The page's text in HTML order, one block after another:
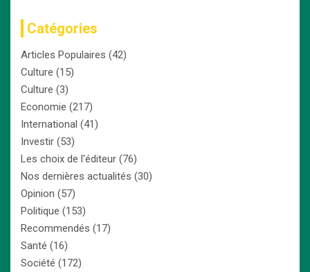
Catégories
Articles Populaires (42)
Culture (15)
Culture (3)
Economie (217)
International (41)
Investir (53)
Les choix de l'éditeur (76)
Nos dernières actualités (30)
Opinion (57)
Politique (153)
Recommendés (17)
Santé (16)
Société (172)